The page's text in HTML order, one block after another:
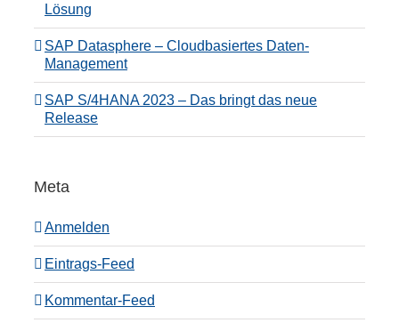
Lösung
SAP Datasphere – Cloudbasiertes Daten-
Management
SAP S/4HANA 2023 – Das bringt das neue
Release
Meta
Anmelden
Eintrags-Feed
Kommentar-Feed